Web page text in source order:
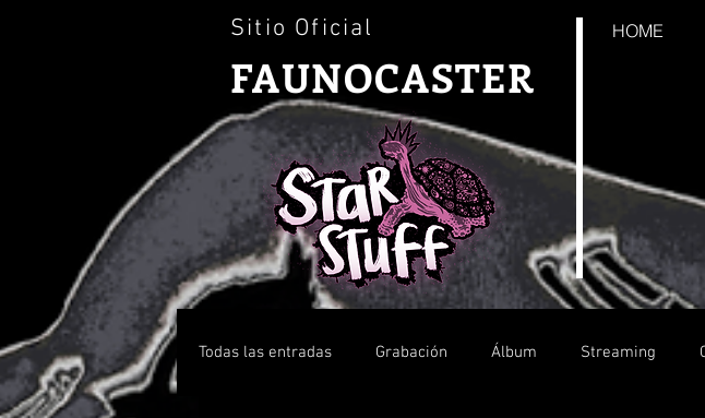
Sitio Oficial
FAUNOCASTER
HOME
Todas las entradas Grabación Álbum Streaming